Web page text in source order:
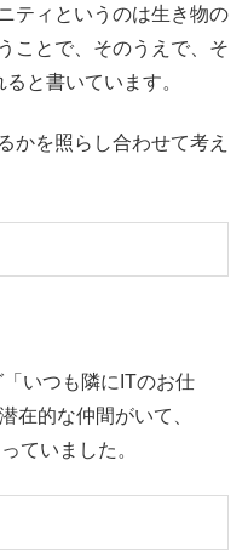
ティというのは生き物の
ことで、そのうえで、そ
と書いています。
かを照らし合わせて考え
いつも隣にITのお仕
在的な仲間がいて、
ていました。